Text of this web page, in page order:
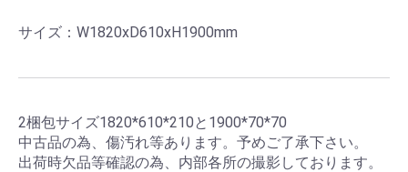
サイズ：W1820xD610xH1900mm
2梱包サイズ1820*610*210と1900*70*70
中古品の為、傷汚れ等あります。予めご了承下さい。
出荷時欠品等確認の為、内部各所の撮影しております。